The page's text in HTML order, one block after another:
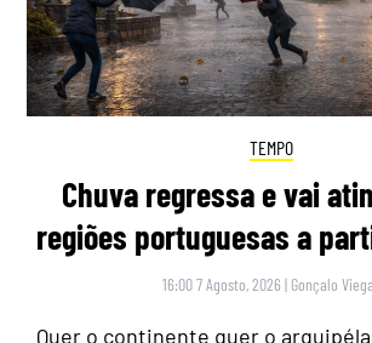
TEMPO
Chuva regressa e vai
regiões portuguesas a
16:00 7 Agosto, 2026 | Gonçalo
Quer o continente quer o